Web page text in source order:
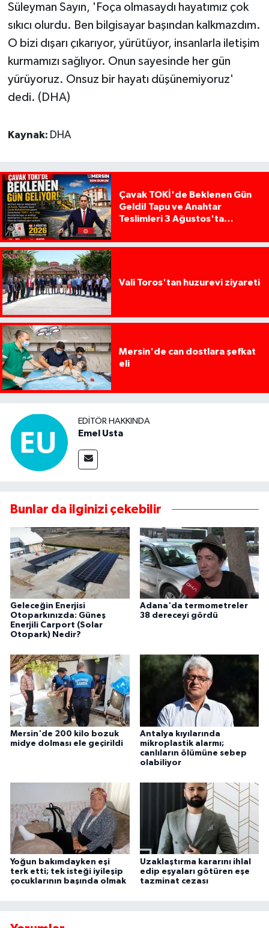
Süleyman Sayın, 'Foça olmasaydı hayatımız çok
sıkıcı olurdu. Ben bilgisayar başından kalkmazdım.
O bizi dışarı çıkarıyor, yürütüyor, insanlarla iletişim
kurmamızı sağlıyor. Onun sayesinde her gün
yürüyoruz. Onsuz bir hayatı düşünemiyoruz'
dedi. (DHA)
Kaynak: DHA
Çavak TOKİ'de Beklenen Gün
Geldi! Tapu ve Anahtar
Teslimleri 3 Ağustos'ta
Vali Toros'tan huzurevi ziyareti
Mersin'de can dostlara şefkat
eli
EDITÖR HAKKINDA
Emel Usta
Bunlar da ilginizi çekebilir
Geleceğin Enerjisi
Otoparkınızda: Güneş
Enerjili Carport (Solar
Otopark) Nedir?
Adana'da termometreler
38 dereceyi gördü
Mersin'de 200 kilo bozuk
midye dolması ele geçirildi
Antalya kıyılarında
mikroplastik alarmı;
canlıların ölümüne sebep
olabiliyor
Yoğun bakımdayken eşi
terk etti; tek isteği iyileşip
çocuklarının başında olmak
Uzaklaştırma kararını ihlal
edip eşyaları götüren eşe
tazminat cezası